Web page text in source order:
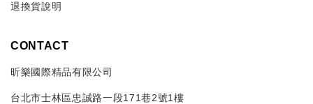
退換貨說明
CONTACT
昕樂國際精品有限公司
台北市士林區忠誠路一段171巷2號1樓